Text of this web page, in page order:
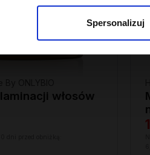
Spersonalizuj
włosów